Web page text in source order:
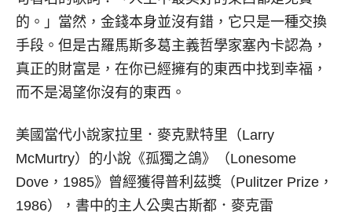
的。」當然，金錢本身並沒有錯，它只是一種交換
手段。但是古羅馬斯多葛主義哲學家塞內卡認為，
真正的財富是，在你已經擁有的東西中找到幸福，
而不是渴望你沒有的東西。
美國當代小說家拉里．麥克默特里（Larry
McMurtry）的小說《孤獨之鴿》（Lonesome
Dove，1985》曾經獲得普利茲獎（Pulitzer Prize，
1986），書中的主人公奧古斯都．麥克雷